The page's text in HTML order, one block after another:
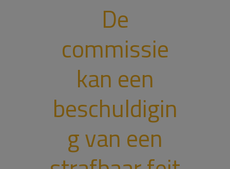
De
commissie
kan een
beschuldigin
g van een